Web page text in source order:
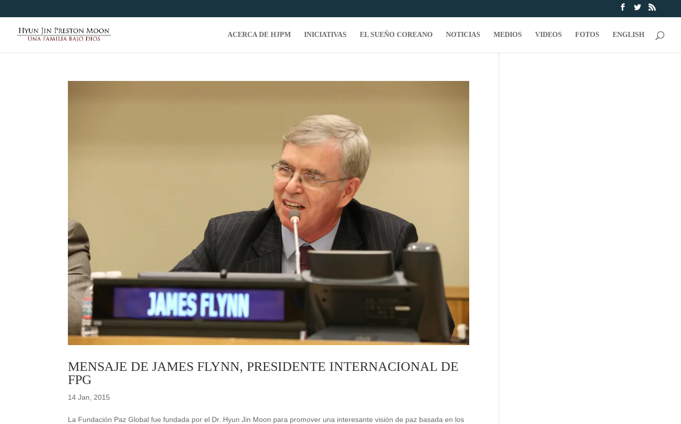
ACERCA DE HJPM INICIATIVAS EL SUEÑO COREANO NOTICIAS MEDIOS VIDEOS FOTOS ENGLISH
MENSAJE DE JAMES FLYNN, PRESIDENTE INTERNACIONAL DE
FPG
14 Jan, 2015
La Fundación Paz Global fue fundada por el Dr. Hyun Jin Moon para promover una interesante visión de paz basada en los